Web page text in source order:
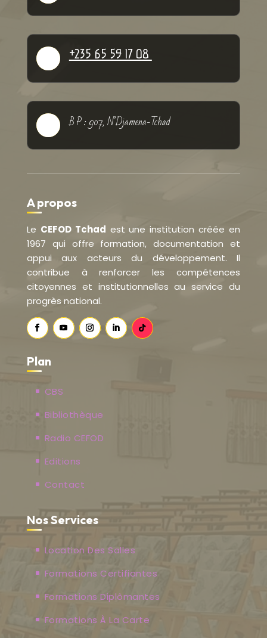
+235 65 59 17 08
B P : 907, N’Djamena-Tchad
A propos
Le CEFOD Tchad est une institution créée en
1967 qui offre formation, documentation et
appui aux acteurs du développement. Il
contribue à renforcer les compétences
citoyennes et institutionnelles au service du
progrès national.
Plan
CBS
Bibliothèque
Radio CEFOD
Editions
Contact
Nos Services
Location Des Salles
Formations Certifiantes
Formations Diplômantes
Formations À La Carte